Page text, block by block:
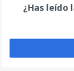
Deja un
¿Has leído